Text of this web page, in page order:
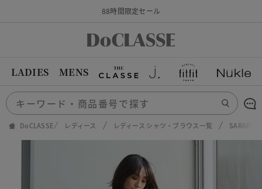
88時間限定セール
LADIES MENS
DoCLASSE レディース レディース シャツ・ブラウス一覧 SARARI